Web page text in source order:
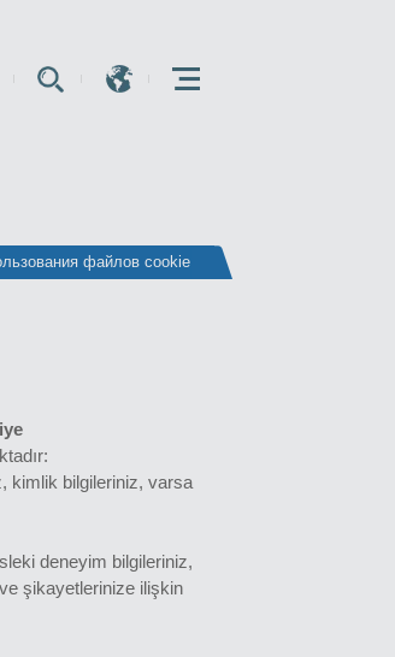
E E E
файлов cookie
kimlik bilgileriniz, varsa
deneyim bilgileriniz,
şikayetlerinize ilişkin